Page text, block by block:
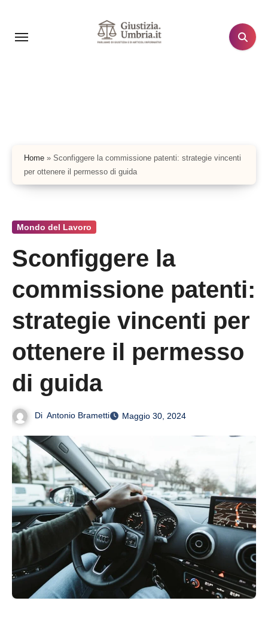
contenuto
Home » Sconfiggere la commissione patenti: strategie vincenti
per ottenere il permesso di guida
Mondo del Lavoro
Sconfiggere la
commissione patenti:
strategie vincenti per
ottenere il permesso
di guida
Di Antonio Brametti Maggio 30, 2024